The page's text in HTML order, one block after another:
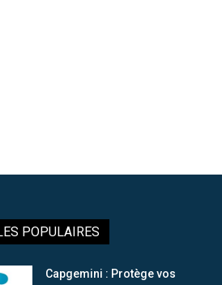
POPULAIRES
Capgemini : Protège vos